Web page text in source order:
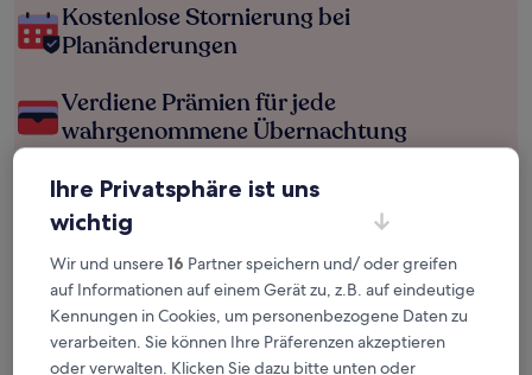
Kostenlose Stornierung bei
Planänderungen
Verdiene Prämien für jede
wahrgenommene Übernachtung
Mehr sparen mit Preisen für Mitglieder
Überprüfe die Preise für diese Daten
Nächstes Wochenende
14. Aug. - 16. Aug.
In zwei Wochen
21. Aug. - 23. Aug.
Ihre Privatsphäre ist uns
wichtig
Wir und unsere16 Partner speichern und/ oder greifen
auf Informationen auf einem Gerät zu, z.B. auf eindeutige
Kennungen in Cookies, um personenbezogene Daten zu
verarbeiten. Sie können Ihre Präferenzen akzeptieren
oder verwalten. Klicken Sie dazu bitte unten oder